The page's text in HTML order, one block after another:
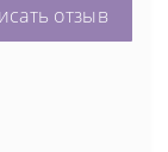
отзыв